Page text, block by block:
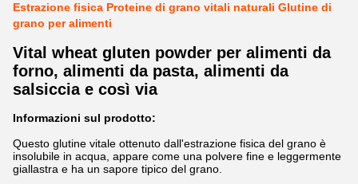
Estrazione fisica Proteine di grano vitali naturali Glutine di
grano per alimenti
Vital wheat gluten powder per alimenti da
forno, alimenti da pasta, alimenti da
salsiccia e così via
Informazioni sul prodotto:
Questo glutine vitale ottenuto dall'estrazione fisica del grano è
insolubile in acqua, appare come una polvere fine e leggermente
giallastra e ha un sapore tipico del grano.